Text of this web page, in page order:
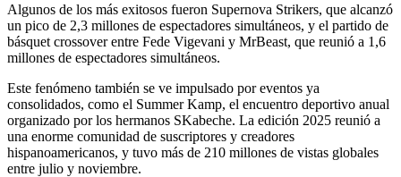
Algunos de los más exitosos fueron Supernova Strikers, que alcanzó
un pico de 2,3 millones de espectadores simultáneos, y el partido de
básquet crossover entre Fede Vigevani y MrBeast, que reunió a 1,6
millones de espectadores simultáneos.
Este fenómeno también se ve impulsado por eventos ya
consolidados, como el Summer Kamp, el encuentro deportivo anual
organizado por los hermanos SKabeche. La edición 2025 reunió a
una enorme comunidad de suscriptores y creadores
hispanoamericanos, y tuvo más de 210 millones de vistas globales
entre julio y noviembre.